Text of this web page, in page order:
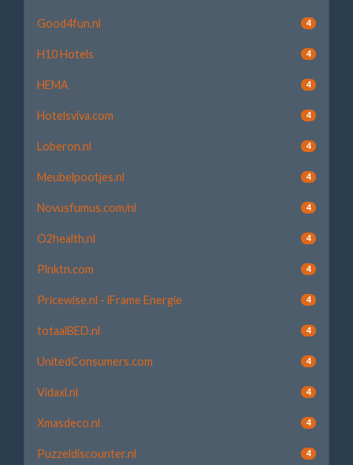
Good4fun.nl 4
H10 Hotels 4
HEMA 4
Hotelsviva.com 4
Loberon.nl 4
Meubelpootjes.nl 4
Novusfumus.com/nl 4
O2health.nl 4
Plnktn.com 4
Pricewise.nl - iFrame Energie 4
totaalBED.nl 4
UnitedConsumers.com 4
Vidaxl.nl 4
Xmasdeco.nl 4
Puzzeldiscounter.nl 4